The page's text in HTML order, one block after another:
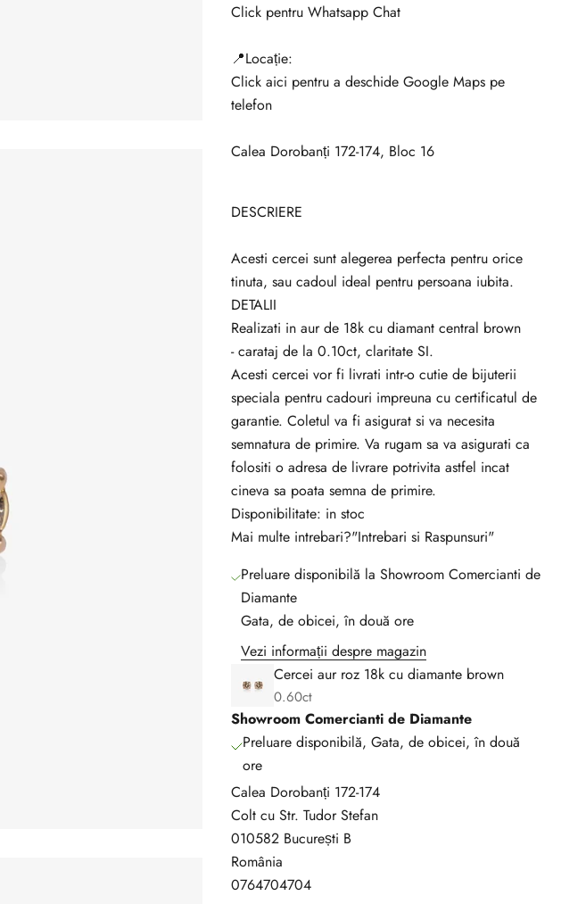
Click pentru Whatsapp Chat
📍Locație:
Click aici pentru a deschide Google Maps pe
telefon
Calea Dorobanți 172-174, Bloc 16
DESCRIERE
Acesti cercei sunt alegerea perfecta pentru orice
tinuta, sau cadoul ideal pentru persoana iubita.
DETALII
Realizati in aur de 18k cu diamant central brown
- carataj de la 0.10ct, claritate SI.
Acesti cercei vor fi livrati intr-o cutie de bijuterii
speciala pentru cadouri impreuna cu certificatul de
garantie. Coletul va fi asigurat si va necesita
semnatura de primire. Va rugam sa va asigurati ca
folositi o adresa de livrare potrivita astfel incat
cineva sa poata semna de primire.
Disponibilitate: in stoc
Mai multe intrebari?"Intrebari si Raspunsuri"
Preluare disponibilă la Showroom Comercianti de
Diamante
Gata, de obicei, în două ore
Vezi informații despre magazin
Cercei aur roz 18k cu diamante brown
0.60ct
Showroom Comercianti de Diamante
Preluare disponibilă, Gata, de obicei, în două
ore
Calea Dorobanți 172-174
Colt cu Str. Tudor Stefan
010582 București B
România
0764704704